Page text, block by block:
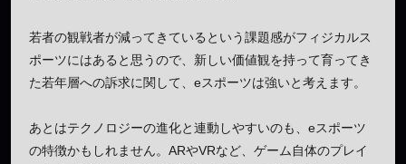
若者の観戦者が減ってきているという課題感がフィジカルス
ポーツにはあると思うので、新しい価値観を持って育ってき
た若年層への訴求に関して、eスポーツは強いと考えます。
あとはテクノロジーの進化と連動しやすいのも、eスポーツ
の特徴かもしれません。ARやVRなど、ゲーム自体のプレイ